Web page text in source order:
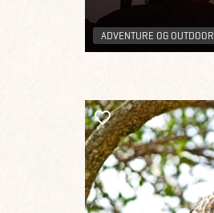
ADVENTURE OG OUTDOOR